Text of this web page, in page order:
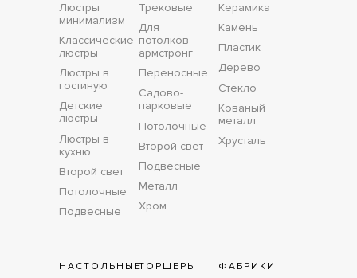
Люстры
минимализм
Классические
люстры
Люстры в
гостиную
Детские
люстры
Люстры в
кухню
Второй свет
Потолочные
Подвесные
Трековые
Для
потолков
армстронг
Переносные
Садово-
парковые
Потолочные
Второй свет
Подвесные
Металл
Хром
Керамика
Камень
Пластик
Дерево
Стекло
Кованый
металл
Хрусталь
НАСТОЛЬНЫЕТОРШЕРЫ ФАБРИКИ